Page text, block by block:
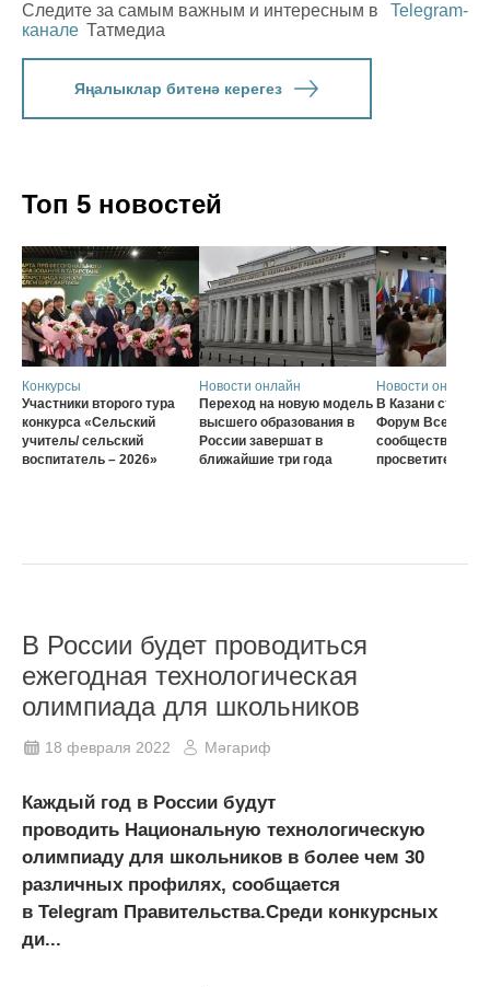
Следите за самым важным и интересным в
Telegram-
канале Татмедиа
Яңалыклар битенә керегез
Топ 5 новостей
Конкурсы
Участники второго тура
конкурса «Сельский
учитель/ сельский
воспитатель – 2026»
Новости онлайн
Переход на новую модель
высшего образования в
России завершат в
ближайшие три года
Новости онлайн
В Казани
Форум
сообщества
просветителей
В России будет проводиться
ежегодная технологическая
олимпиада для школьников
18 февраля 2022 Мәгариф
Каждый год в России будут
проводить Национальную технологическую
олимпиаду для школьников в более чем 30
различных профилях, сообщается
в Telegram Правительства.Среди конкурсных
ди...